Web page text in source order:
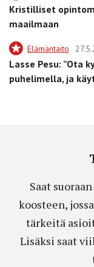
Kristilliset
maailmaan
Elämäntaito
Lasse Pesu: ”Ota
puhelimella, ja
Saat
koosteen,
tärkeitä
Lisäksi saat